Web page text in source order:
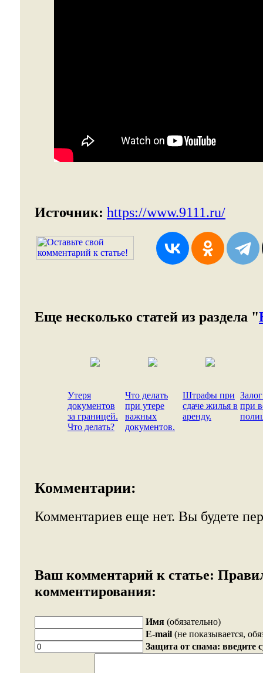
Источник: https://www.9111.ru/
Еще несколько статей из раздела "
Утеря
документов
за границей.
Что делать?
Что делать
при утере
важных
документов.
Штрафы при
сдаче жилья в
аренду.
при
Комментарии:
Комментариев еще нет. Вы будете
Ваш комментарий к статье:
комментирования:
Имя (обязательно)
E-mail (не показывается,
Защита от спама: введите